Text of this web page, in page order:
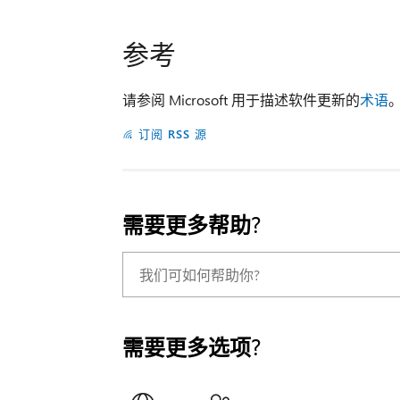
参考
请参阅 Microsoft 用于描述软件更新的术语
订阅 RSS 源
需要更多帮助?
需要更多选项?